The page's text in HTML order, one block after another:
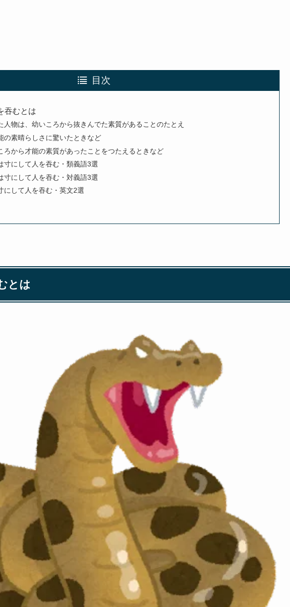
目次
吞むとは
人物は、幼いころから抜きんでた素質があることのたとえ
の素晴らしさに驚いたときなど
ろから才能の素質があったことをつたえるときなど
寸にして人を吞む・類義語3選
寸にして人を吞む・対義語3選
にして人を吞む・英文2選
とは